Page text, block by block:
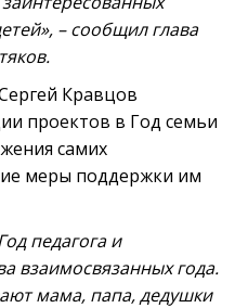
– сообщил глава
Кравцов
проектов в Год семьи
самих
меры поддержки им
педагога и
взаимосвязанных года.
мама, папа, дедушки